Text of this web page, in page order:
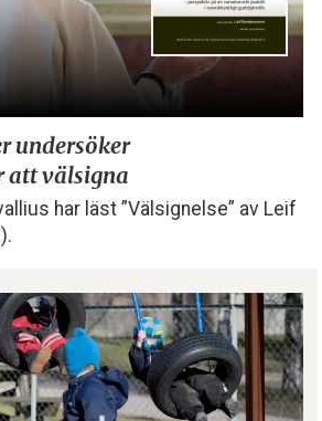
undersöker
att välsigna
har läst ”Välsignelse” av Leif